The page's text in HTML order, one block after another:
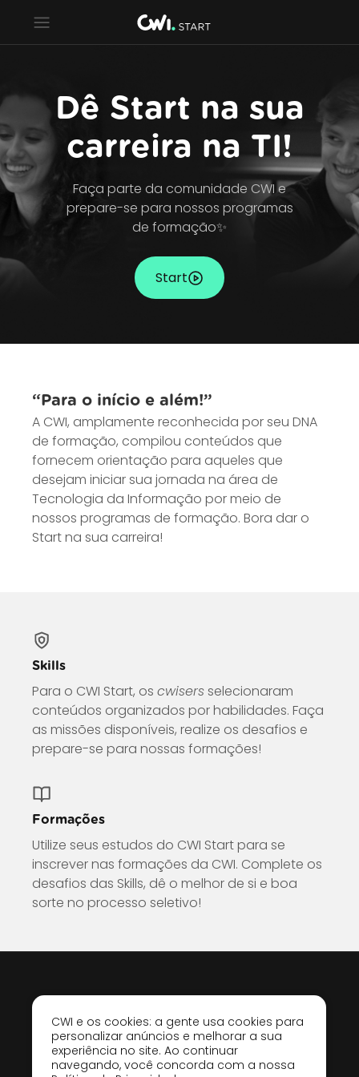
Dê Start na sua
carreira na TI!
Faça parte da comunidade CWI e
prepare-se para nossos programas
de formação✨
Start
“Para o início e além!”
A CWI, amplamente reconhecida por seu DNA
de formação, compilou conteúdos que
fornecem orientação para aqueles que
desejam iniciar sua jornada na área de
Tecnologia da Informação por meio de
nossos programas de formação. Bora dar o
Start na sua carreira!
Skills
Para o CWI Start, os cwisersselecionaram
conteúdos organizados por habilidades. Faça
as missões disponíveis, realize os desafios e
prepare-se para nossas formações!
Formações
Utilize seus estudos do CWI Start para se
inscrever nas formações da CWI. Complete os
desafios das Skills, dê o melhor de si e boa
sorte no processo seletivo!
Telefone: +55(51) 3081-3600
CWI e os cookies: a gente usa cookies para
personalizar anúncios e melhorar a sua
experiência no site. Ao continuar
navegando, você concorda com a nossa